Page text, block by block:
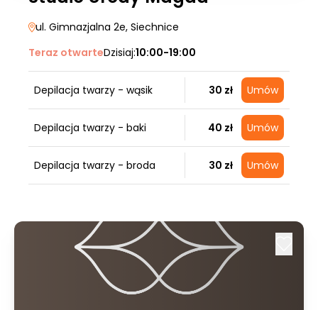
ul. Gimnazjalna 2e, Siechnice
Teraz otwarteDzisiaj:10:00-19:00
Depilacja twarzy - wąsik 30 zł Umów
Depilacja twarzy - baki 40 zł Umów
Depilacja twarzy - broda 30 zł Umów